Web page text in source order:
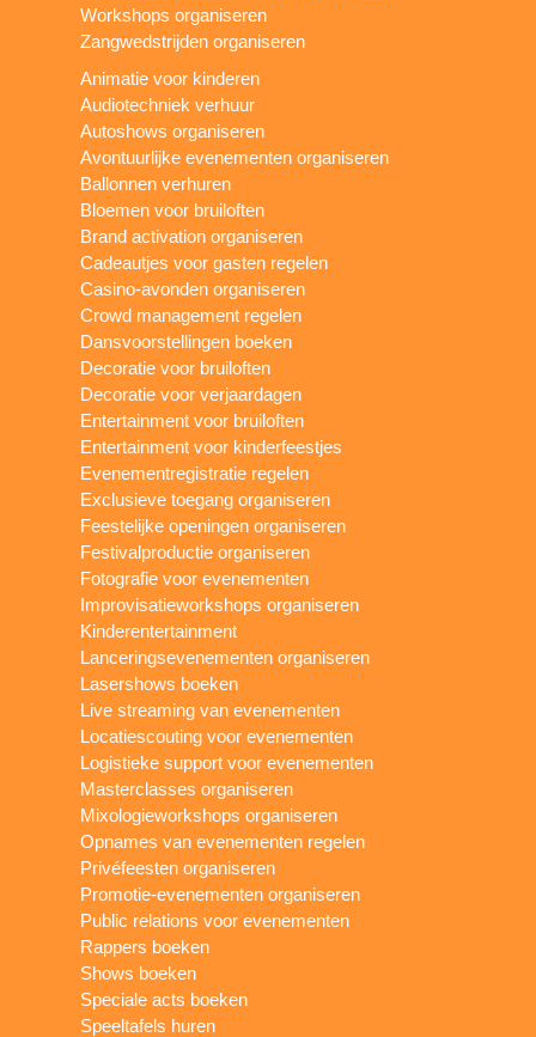
Workshops organiseren
Zangwedstrijden organiseren
Animatie voor kinderen
Audiotechniek verhuur
Autoshows organiseren
Avontuurlijke evenementen organiseren
Ballonnen verhuren
Bloemen voor bruiloften
Brand activation organiseren
Cadeautjes voor gasten regelen
Casino-avonden organiseren
Crowd management regelen
Dansvoorstellingen boeken
Decoratie voor bruiloften
Decoratie voor verjaardagen
Entertainment voor bruiloften
Entertainment voor kinderfeestjes
Evenementregistratie regelen
Exclusieve toegang organiseren
Feestelijke openingen organiseren
Festivalproductie organiseren
Fotografie voor evenementen
Improvisatieworkshops organiseren
Kinderentertainment
Lanceringsevenementen organiseren
Lasershows boeken
Live streaming van evenementen
Locatiescouting voor evenementen
Logistieke support voor evenementen
Masterclasses organiseren
Mixologieworkshops organiseren
Opnames van evenementen regelen
Privéfeesten organiseren
Promotie-evenementen organiseren
Public relations voor evenementen
Rappers boeken
Shows boeken
Speciale acts boeken
Speeltafels huren